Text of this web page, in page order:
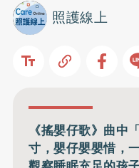
照護線上
《搖嬰仔歌》曲中
寸，嬰仔嬰嬰惜，